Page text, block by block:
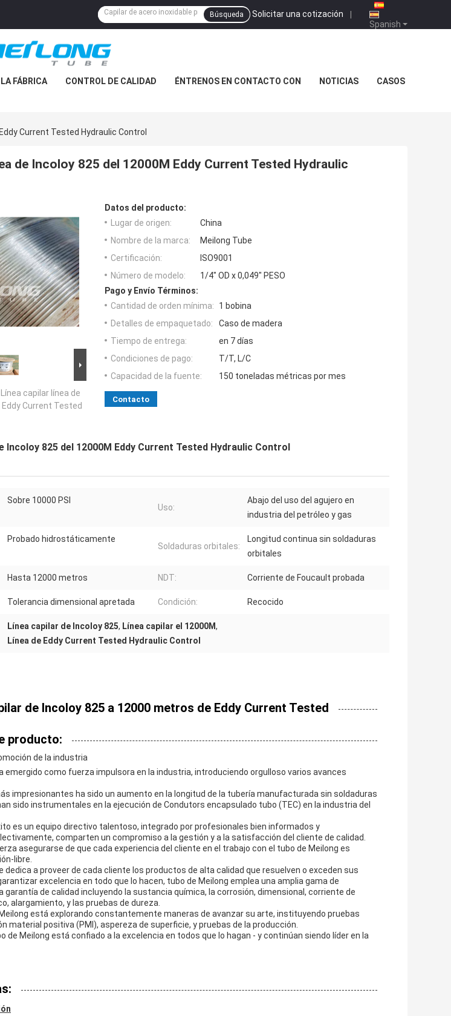
Spanish
Solicitar una cotización |
Búsqueda
FÁBRICA CONTROL DE CALIDAD ÉNTRENOS EN CONTACTO CON NOTICIAS CASOS
Current Tested Hydraulic Control
de Incoloy 825 del 12000M Eddy Current Tested Hydraulic
Línea capilar línea de
Eddy Current Tested
Datos del producto:
Lugar de origen:
China
Nombre de la marca:
Meilong Tube
Certificación:
ISO9001
Número de modelo:
1/4" OD x 0,049" PESO
Pago y Envío Términos:
Cantidad de orden mínima:
1 bobina
Detalles de empaquetado:
Caso de madera
Tiempo de entrega:
en 7 días
Condiciones de pago:
T/T, L/C
Capacidad de la fuente:
150 toneladas métricas por mes
Contacto
Incoloy 825 del 12000M Eddy Current Tested Hydraulic Control
Sobre 10000 PSI
Uso:
Abajo del uso del agujero en
industria del petróleo y gas
Probado hidrostáticamente
Soldaduras orbitales:
Longitud continua sin soldaduras
orbitales
Hasta 12000 metros NDT: Corriente de Foucault probada
Tolerancia dimensional apretada Condición: Recocido
Línea capilar de Incoloy 825, Línea capilar el 12000M,
Línea de Eddy Current Tested Hydraulic Control
de Incoloy 825 a 12000 metros de Eddy Current Tested
producto:
de la industria
emergido como fuerza impulsora en la industria, introduciendo orgulloso varios avances
impresionantes ha sido un aumento en la longitud de la tubería manufacturada sin soldaduras
sido instrumentales en la ejecución de Condutors encapsulado tubo (TEC) en la industria del
es un equipo directivo talentoso, integrado por profesionales bien informados y
comparten un compromiso a la gestión y a la satisfacción del cliente de calidad.
asegurarse de que cada experiencia del cliente en el trabajo con el tubo de Meilong es
libre.
dedica a proveer de cada cliente los productos de alta calidad que resuelven o exceden sus
excelencia en todo que lo hacen, tubo de Meilong emplea una amplia gama de
garantía de calidad incluyendo la sustancia química, la corrosión, dimensional, corriente de
alargamiento, y las pruebas de dureza.
está explorando constantemente maneras de avanzar su arte, instituyendo pruebas
material positiva (PMI), aspereza de superficie, y pruebas de la producción.
de Meilong está confiado a la excelencia en todos que lo hagan - y continúan siendo líder en la